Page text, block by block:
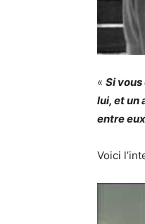
« Si
lui, et un
entre
Voici